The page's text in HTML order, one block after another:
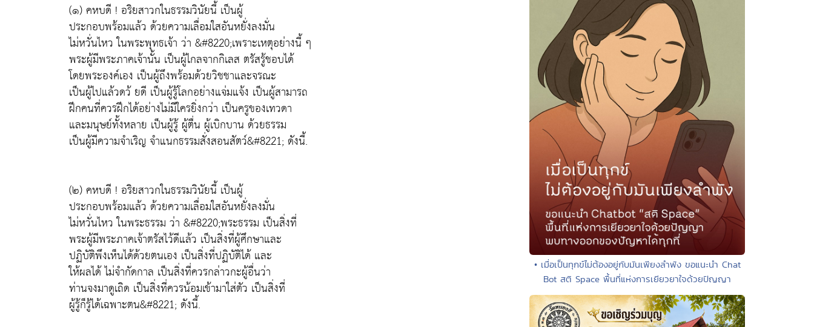
(๑) คหบดี ! อริยสาวกในธรรมวินัยนี้ เป็นผู้
ประกอบพร้อมแล้ว ด้วยความเลื่อมใสอันหยั่งลงมั่น
ไม่หวั่นไหว ในพระพุทธเจ้า ว่า &#8220;เพราะเหตุอย่างนี้ ๆ
พระผู้มีพระภาคเจ้านั้น เป็นผู้ไกลจากกิเลส ตรัสรู้ชอบได้
โดยพระองค์เอง เป็นผู้ถึงพร้อมด้วยวิชชาและจรณะ
เป็นผู้ไปแล้วดว้ ยดี เป็นผู้รู้โลกอย่างแจ่มแจ้ง เป็นผู้สามารถ
ฝึกคนที่ควรฝึกได้อย่างไม่มีใครยิ่งกว่า เป็นครูของเทวดา
และมนุษย์ทั้งหลาย เป็นผู้รู้ ผู้ตื่น ผู้เบิกบาน ด้วยธรรม
เป็นผู้มีความจำเริญ จำแนกธรรมสั่งสอนสัตว์&#8221; ดังนี้.
(๒) คหบดี ! อริยสาวกในธรรมวินัยนี้ เป็นผู้
ประกอบพร้อมแล้ว ด้วยความเลื่อมใสอันหยั่งลงมั่น
ไม่หวั่นไหว ในพระธรรม ว่า &#8220;พระธรรม เป็นสิ่งที่
พระผู้มีพระภาคเจ้าตรัสไว้ดีแล้ว เป็นสิ่งที่ผู้ศึกษาและ
ปฏิบัติพึงเห็นได้ด้วยตนเอง เป็นสิ่งที่ปฏิบัติได้ และ
ให้ผลได้ ไม่จำกัดกาล เป็นสิ่งที่ควรกล่าวกะผู้อื่นว่า
ท่านจงมาดูเถิด เป็นสิ่งที่ควรน้อมเข้ามาใส่ตัว เป็นสิ่งที่
ผู้รู้ก็รู้ได้เฉพาะตน&#8221; ดังนี้.
• เมื่อเป็นทุกข์ไม่ต้องอยู่กับมันเพียงลำพัง ขอแนะนำ Chat
Bot สติ Space พื้นที่แห่งการเยียวยาใจด้วยปัญญา